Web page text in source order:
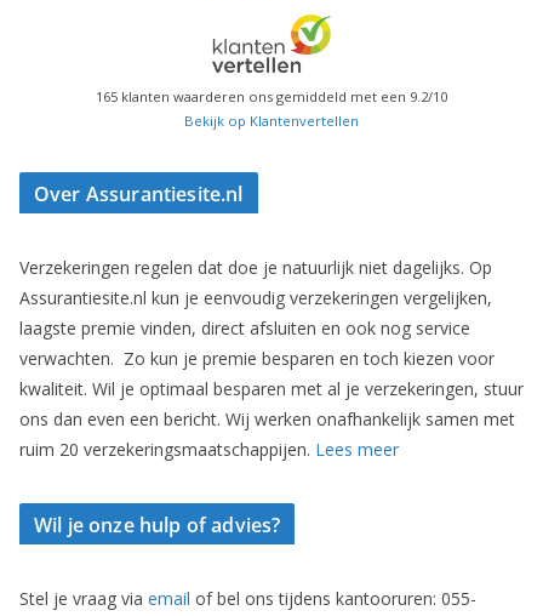
165 klanten waarderen ons gemiddeld met een 9.2/10
Bekijk op Klantenvertellen
Over Assurantiesite.nl
Verzekeringen regelen dat doe je natuurlijk niet dagelijks. Op
Assurantiesite.nl kun je eenvoudig verzekeringen vergelijken,
laagste premie vinden, direct afsluiten en ook nog service
verwachten. Zo kun je premie besparen en toch kiezen voor
kwaliteit. Wil je optimaal besparen met al je verzekeringen, stuur
ons dan even een bericht. Wij werken onafhankelijk samen met
ruim 20 verzekeringsmaatschappijen. Lees meer
Wil je onze hulp of advies?
Stel je vraag via email of bel ons tijdens kantooruren: 055-